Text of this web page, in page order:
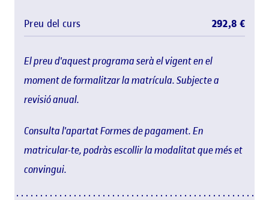
El preu d'aquest programa serà el vigent en el
moment de formalitzar la matrícula. Subjecte a
revisió anual.
Consulta l'apartat Formes de pagament. En
matricular-te, podràs escollir la modalitat que més et
convingui.
Preu del curs 292,8 €